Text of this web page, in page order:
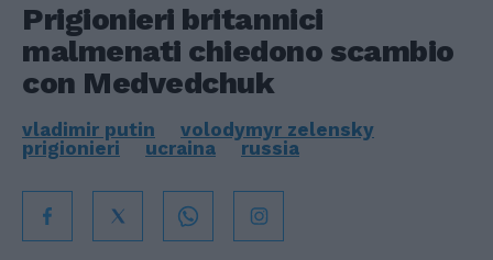
Prigionieri britannici
malmenati chiedono scambio
con Medvedchuk
vladimir putin
volodymyr zelensky
prigionieri
ucraina russia